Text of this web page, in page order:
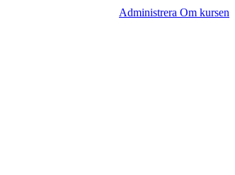
Administrera Om kursen